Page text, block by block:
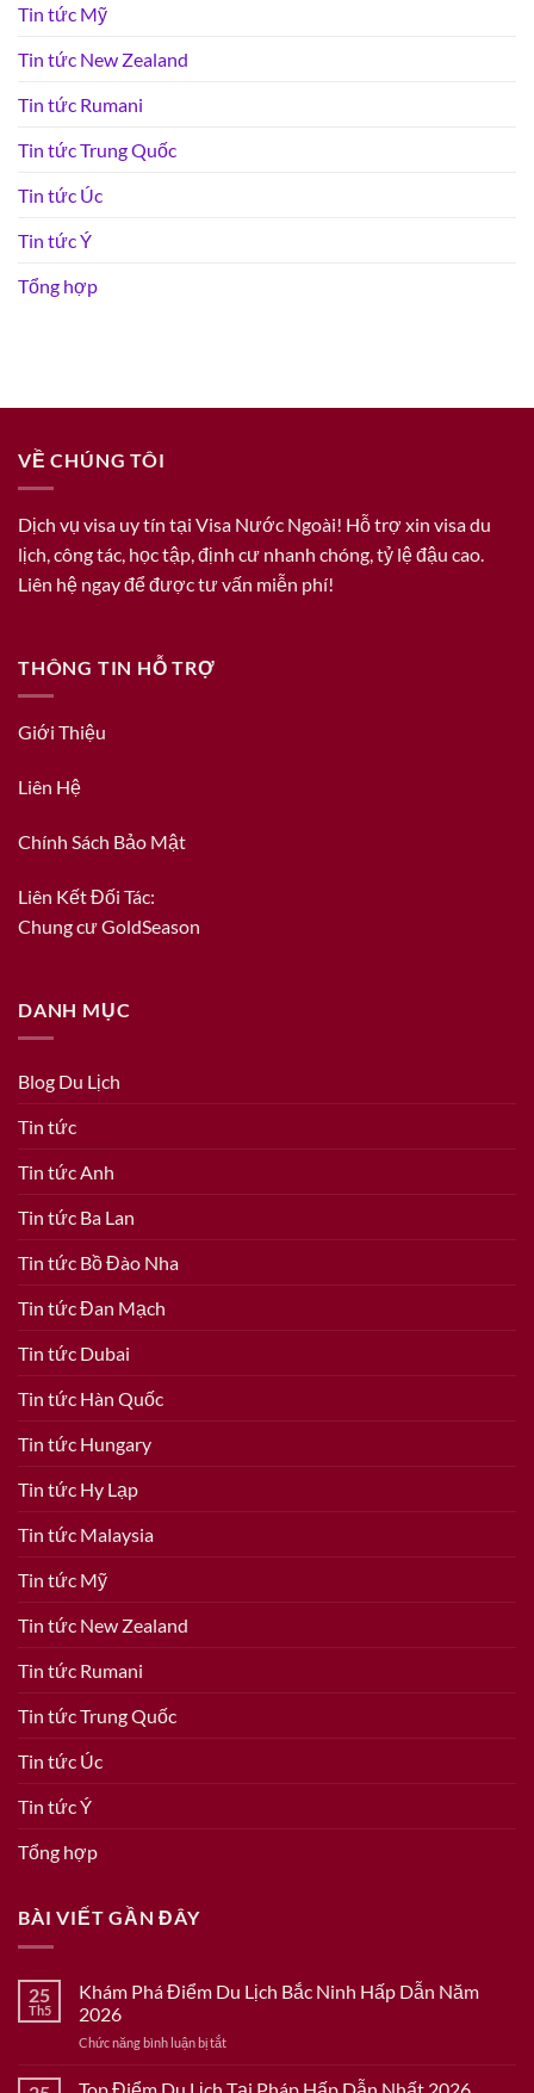
Tin tức Mỹ
Tin tức New Zealand
Tin tức Rumani
Tin tức Trung Quốc
Tin tức Úc
Tin tức Ý
Tổng hợp
VỀ CHÚNG TÔI
Dịch vụ visa uy tín tại Visa Nước Ngoài! Hỗ trợ xin visa du
lịch, công tác, học tập, định cư nhanh chóng, tỷ lệ đậu cao.
Liên hệ ngay để được tư vấn miễn phí!
THÔNG TIN HỖ TRỢ
Giới Thiệu
Liên Hệ
Chính Sách Bảo Mật
Liên Kết Đối Tác:
Chung cư GoldSeason
DANH MỤC
Blog Du Lịch
Tin tức
Tin tức Anh
Tin tức Ba Lan
Tin tức Bồ Đào Nha
Tin tức Đan Mạch
Tin tức Dubai
Tin tức Hàn Quốc
Tin tức Hungary
Tin tức Hy Lạp
Tin tức Malaysia
Tin tức Mỹ
Tin tức New Zealand
Tin tức Rumani
Tin tức Trung Quốc
Tin tức Úc
Tin tức Ý
Tổng hợp
BÀI VIẾT GẦN ĐÂY
25
Th5
Khám Phá Điểm Du Lịch Bắc Ninh Hấp Dẫn Năm
2026
Chức năng bình luận bị tắtở
Phá